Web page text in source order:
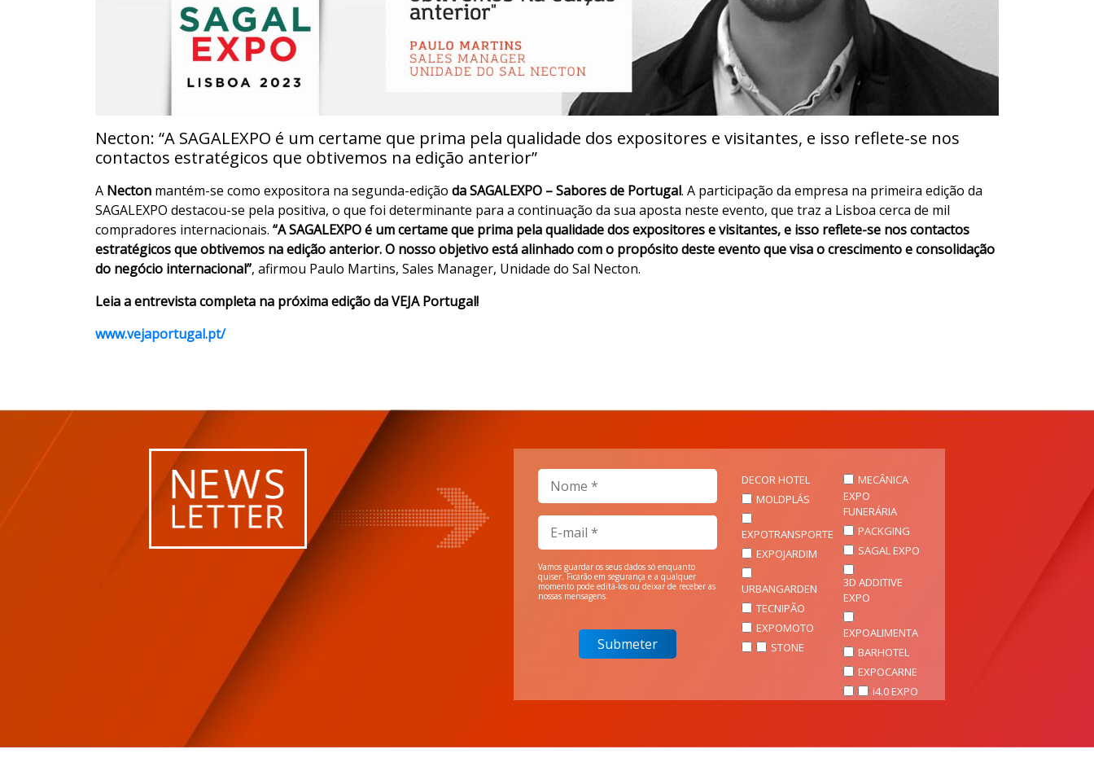
Necton: “A SAGALEXPO é um certame que prima pela qualidade dos expositores e visitantes, e isso reflete-se nos
contactos estratégicos que obtivemos na edição anterior”
A Necton mantém-se como expositora na segunda-edição da SAGALEXPO – Sabores de Portugal. A participação da empresa na primeira edição da
SAGALEXPO destacou-se pela positiva, o que foi determinante para a continuação da sua aposta neste evento, que traz a Lisboa cerca de mil
compradores internacionais. “A SAGALEXPO é um certame que prima pela qualidadedos expositores e visitantes, e isso reflete-se nos contactos
estratégicos queobtivemos na edição anterior. O nosso objetivo está alinhado com o propósito deste evento que visa o crescimento e consolidação
do negócio internacional”, afirmou Paulo Martins, Sales Manager, Unidade do Sal Necton.
Leia a entrevista completa na próxima edição da VEJA Portugal!
www.vejaportugal.pt/
Vamos guardar os seus dados só enquanto
quiser. Ficarão em segurança e a qualquer
momento pode editá-los ou deixar de receber as
nossas mensagens.
DECOR HOTEL
MOLDPLÁS
EXPOTRANSPORTE
EXPOJARDIM
URBANGARDEN
TECNIPÃO
EXPOMOTO
STONE
MECÂNICA
EXPO
FUNERÁRIA
PACKGING
SAGAL EXPO
3D ADDITIVE
EXPO
EXPOALIMENTA
BARHOTEL
EXPOCARNE
i4.0 EXPO